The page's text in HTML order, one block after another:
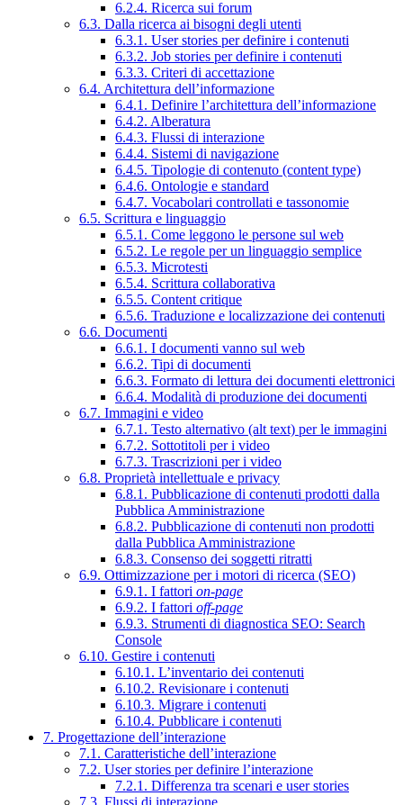
6.2.4. Ricerca sui forum
6.3. Dalla ricerca ai bisogni degli utenti
6.3.1. User stories per definire i contenuti
6.3.2. Job stories per definire i contenuti
6.3.3. Criteri di accettazione
6.4. Architettura dell’informazione
6.4.1. Definire l’architettura dell’informazione
6.4.2. Alberatura
6.4.3. Flussi di interazione
6.4.4. Sistemi di navigazione
6.4.5. Tipologie di contenuto (content type)
6.4.6. Ontologie e standard
6.4.7. Vocabolari controllati e tassonomie
6.5. Scrittura e linguaggio
6.5.1. Come leggono le persone sul web
6.5.2. Le regole per un linguaggio semplice
6.5.3. Microtesti
6.5.4. Scrittura collaborativa
6.5.5. Content critique
6.5.6. Traduzione e localizzazione dei contenuti
6.6. Documenti
6.6.1. I documenti vanno sul web
6.6.2. Tipi di documenti
6.6.3. Formato di lettura dei documenti elettronici
6.6.4. Modalità di produzione dei documenti
6.7. Immagini e video
6.7.1. Testo alternativo (alt text) per le immagini
6.7.2. Sottotitoli per i video
6.7.3. Trascrizioni per i video
6.8. Proprietà intellettuale e privacy
6.8.1. Pubblicazione di contenuti prodotti dalla
Pubblica Amministrazione
6.8.2. Pubblicazione di contenuti non prodotti
dalla Pubblica Amministrazione
6.8.3. Consenso dei soggetti ritratti
6.9. Ottimizzazione per i motori di ricerca (SEO)
6.9.1. I fattori on-page
6.9.2. I fattori off-page
6.9.3. Strumenti di diagnostica SEO: Search
Console
6.10. Gestire i contenuti
6.10.1. L’inventario dei contenuti
6.10.2. Revisionare i contenuti
6.10.3. Migrare i contenuti
6.10.4. Pubblicare i contenuti
7. Progettazione dell’interazione
7.1. Caratteristiche dell’interazione
7.2. User stories per definire l’interazione
7.2.1. Differenza tra scenari e user stories
7.3. Flussi di interazione